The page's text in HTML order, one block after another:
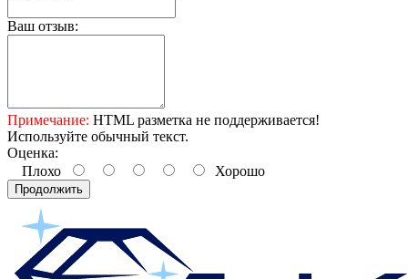
Ваш отзыв:
Примечание: HTML разметка не поддерживается!
Используйте обычный текст.
Оценка:
Плохо
Хорошо
Продолжить